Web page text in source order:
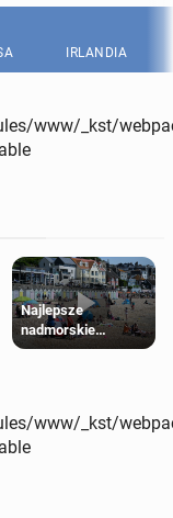
IRLANDIA
www/_kst/
Najlepsze
nadmorskie
miasteczko blisko
www/_kst/